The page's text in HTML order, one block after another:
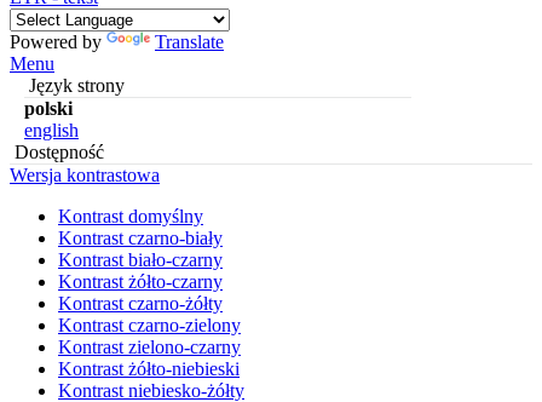
Powered by
Translate
Menu
Język strony
polski
english
Dostępność
Wersja kontrastowa
Kontrast domyślny
Kontrast czarno-biały
Kontrast biało-czarny
Kontrast żółto-czarny
Kontrast czarno-żółty
Kontrast czarno-zielony
Kontrast zielono-czarny
Kontrast żółto-niebieski
Kontrast niebiesko-żółty